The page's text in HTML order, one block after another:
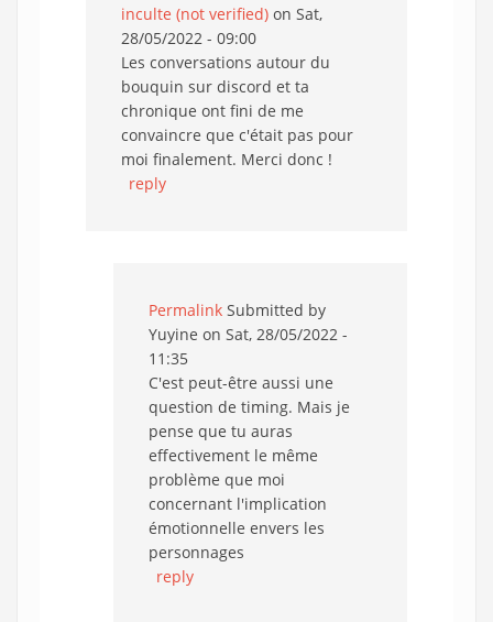
inculte (not verified) on Sat,
28/05/2022 - 09:00
Les conversations autour du
bouquin sur discord et ta
chronique ont fini de me
convaincre que c'était pas pour
moi finalement. Merci donc !
reply
Permalink Submitted by
Yuyine on Sat, 28/05/2022 -
11:35
C'est peut-être aussi une
question de timing. Mais je
pense que tu auras
effectivement le même
problème que moi
concernant l'implication
émotionnelle envers les
personnages
reply